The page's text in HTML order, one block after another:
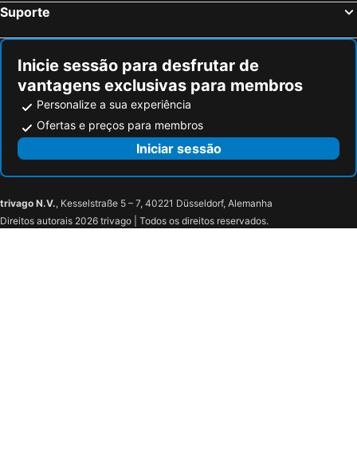
Suporte
Inicie sessão para desfrutar de
vantagens exclusivas para membros
Personalize a sua experiência
Ofertas e preços para membros
Iniciar sessão
trivago N.V., Kesselstraße 5 – 7, 40221 Düsseldorf, Alemanha
Direitos autorais 2026 trivago | Todos os direitos reservados.